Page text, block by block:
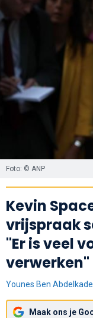
Foto: © ANP
Kevin
vrijspraak
"Er is veel
verwerken"
Younes Ben
Maak ons je